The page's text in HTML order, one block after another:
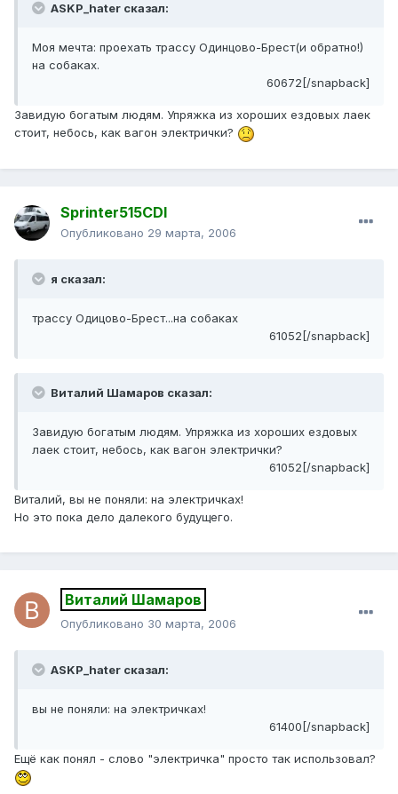
ASKP_hater сказал:
Моя мечта: проехать трассу Одинцово-Брест(и обратно!)
на собаках.
60672[/snapback]
Завидую богатым людям. Упряжка из хороших ездовых лаек
стоит, небось, как вагон электрички?
Sprinter515CDI
Опубликовано 29 марта, 2006
я сказал:
трассу Одицово-Брест...на собаках
61052[/snapback]
Виталий Шамаров сказал:
Завидую богатым людям. Упряжка из хороших ездовых
лаек стоит, небось, как вагон электрички?
61052[/snapback]
Виталий, вы не поняли: на электричках!
Но это пока дело далекого будущего.
Виталий Шамаров
Опубликовано 30 марта, 2006
ASKP_hater сказал:
вы не поняли: на электричках!
61400[/snapback]
Ещё как понял - слово "электричка" просто так использовал?